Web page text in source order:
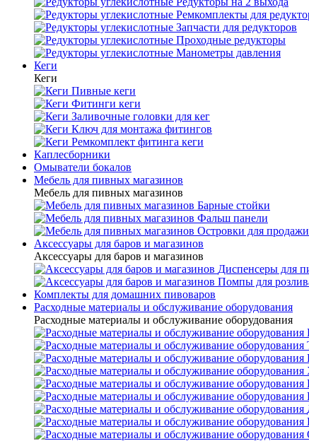
Ремкомплекты для
Запчасти для редукторов
Проходные редукторы
Манометры давления
Кеги
Кеги
Пивные кеги
Фитинги кеги
Заливочные головки для кег
Ключ для монтажа фитингов
Ремкомплект фитинга кеги
Каплесборники
Омыватели бокалов
Мебель для пивных магазинов
Мебель для пивных магазинов
Барные стойки
Фальш панели
Островки для
Аксессуары для баров и магазинов
Аксессуары для баров и магазинов
Диспенсеры для
Помпы для
Комплекты для домашних пивоваров
Расходные материалы и обслуживание оборудования
Расходные материалы и обслуживание оборудования